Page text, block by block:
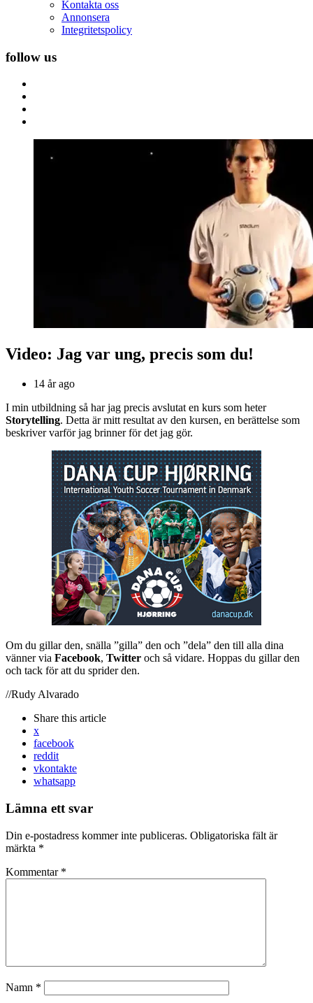
Kontakta oss
Annonsera
Integritetspolicy
follow us
Video: Jag var ung, precis som du!
14 år ago
I min utbildning så har jag precis avslutat en kurs som heter
Storytelling. Detta är mitt resultat av den kursen, en berättelse som
beskriver varför jag brinner för det jag gör.
Om du gillar den, snälla ”gilla” den och ”dela” den till alla dina
vänner via Facebook, Twitter och så vidare. Hoppas du gillar den
och tack för att du sprider den.
//Rudy Alvarado
Share this article
x
facebook
reddit
vkontakte
whatsapp
Lämna ett svar
Din e-postadress kommer inte publiceras. Obligatoriska fält är
märkta *
Kommentar *
Namn *